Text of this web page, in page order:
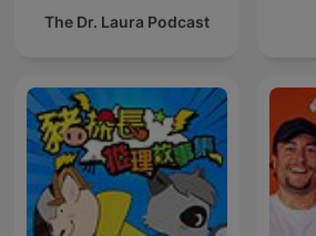
The Dr. Laura Podcast